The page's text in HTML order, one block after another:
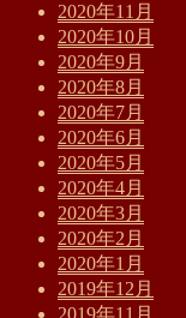
2020年11月
2020年10月
2020年9月
2020年8月
2020年7月
2020年6月
2020年5月
2020年4月
2020年3月
2020年2月
2020年1月
2019年12月